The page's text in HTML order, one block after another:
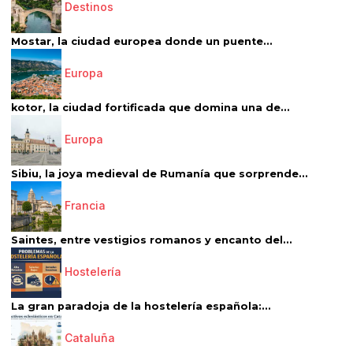
Destinos
Mostar, la ciudad europea donde un puente...
Europa
kotor, la ciudad fortificada que domina una de...
Europa
Sibiu, la joya medieval de Rumanía que sorprende...
Francia
Saintes, entre vestigios romanos y encanto del...
Hostelería
La gran paradoja de la hostelería española:...
Cataluña